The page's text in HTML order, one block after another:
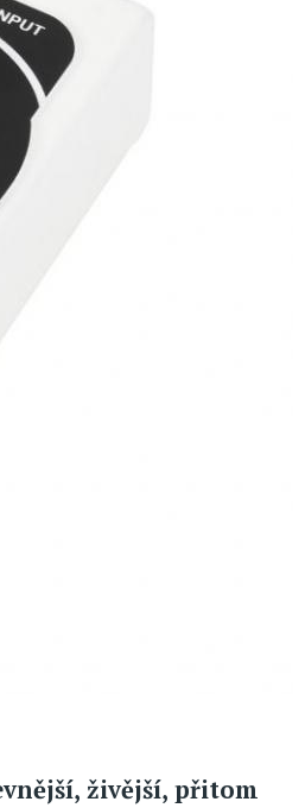
živější, přitom